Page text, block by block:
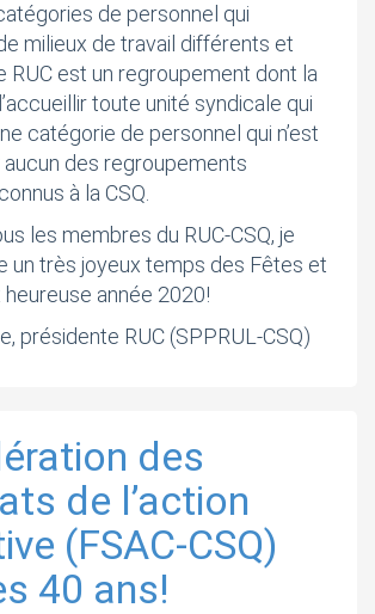
de personnel qui
milieux de travail différents et
RUC est un regroupement dont la
toute unité syndicale qui
catégorie de personnel qui n’est
des regroupements
à la CSQ.
les membres du RUC-CSQ, je
un très joyeux temps des Fêtes et
année 2020!
présidente RUC (SPPRUL-CSQ)
des
de l’action
(FSAC-CSQ)
40 ans!